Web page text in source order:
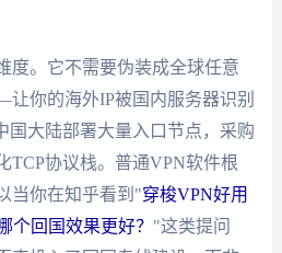
度。它不需要伪装成全球任意
你的海外IP被国内服务器识别
国大陆部署大量入口节点，采购
TCP协议栈。普通VPN软件根
当你在知乎看到"穿梭VPN好用
个回国效果更好？ "这类提问